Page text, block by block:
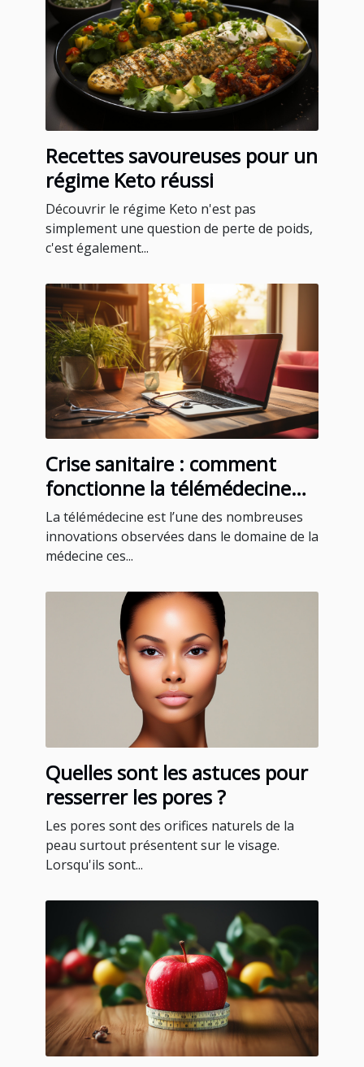
Recettes savoureuses pour un
régime Keto réussi
Découvrir le régime Keto n'est pas
simplement une question de perte de poids,
c'est également...
Crise sanitaire : comment
fonctionne la télémédecine
pour un rendez-vous médical
à Martinique ?
La télémédecine est l’une des nombreuses
innovations observées dans le domaine de la
médecine ces...
Quelles sont les astuces pour
resserrer les pores ?
Les pores sont des orifices naturels de la
peau surtout présentent sur le visage.
Lorsqu'ils sont...